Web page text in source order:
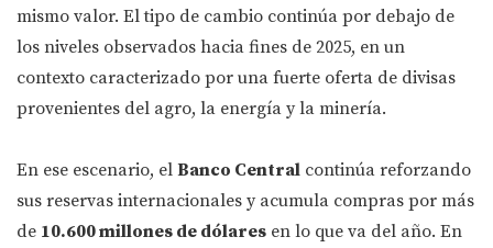
mismo valor. El tipo de cambio continúa por debajo de
los niveles observados hacia fines de 2025, en un
contexto caracterizado por una fuerte oferta de divisas
provenientes del agro, la energía y la minería.
En ese escenario, el Banco Central continúa reforzando
sus reservas internacionales y acumula compras por más
de 10.600 millones de dólares en lo que va del año. En